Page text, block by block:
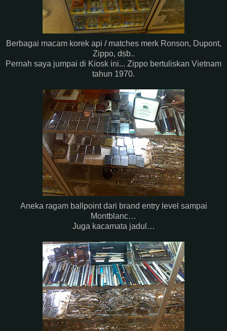
Berbagai macam korek api / matches merk Ronson, Dupont,
Zippo, dsb..
Pernah saya jumpai di Kiosk ini... Zippo bertuliskan Vietnam
tahun 1970.
Aneka ragam ballpoint dari brand entry level sampai
Montblanc…
Juga kacamata jadul…